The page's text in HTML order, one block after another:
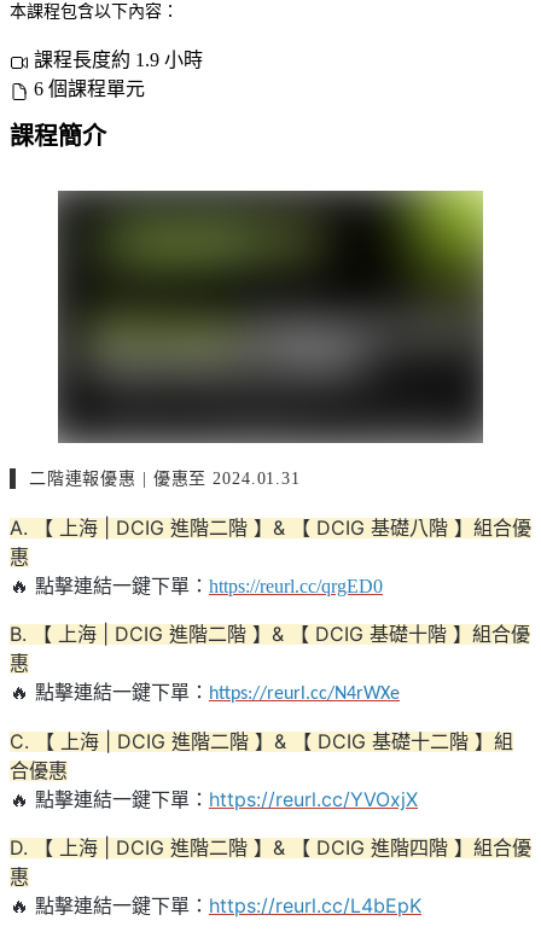
本課程包含以下內容：
課程長度約 1.9 小時
6 個課程單元
課程簡介
▌ 二階連報優惠 | 優惠至 2024.01.31
A. 【 上海 | DCIG 進階二階 】& 【 DCIG 基礎八階 】組合優
惠
🔥 點擊連結一鍵下單： https://reurl.cc/qrgED0
B. 【 上海 | DCIG 進階二階 】& 【 DCIG 基礎十階 】組合優
惠
🔥 點擊連結一鍵下單： https://reurl.cc/N4rWXe
C. 【 上海 | DCIG 進階二階 】& 【 DCIG 基礎十二階 】組
合優惠
🔥 點擊連結一鍵下單： https://reurl.cc/YVOxjX
D. 【 上海 | DCIG 進階二階 】& 【 DCIG 進階四階 】組合優
惠
🔥 點擊連結一鍵下單： https://reurl.cc/L4bEpK